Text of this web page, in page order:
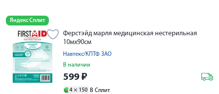
Яндекс Сплит
Ферстэйд марля медицинская нестерильная
10мх90см
Навтекс/КПТФ ЗАО
В наличии
599 ₽
4 × 150 В Сплит